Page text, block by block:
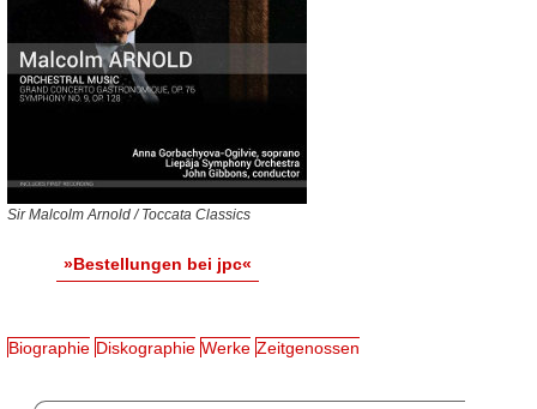
Sir Malcolm Arnold / Toccata Classics
»Bestellungen bei jpc«
Biographie Diskographie Werke Zeitgenossen